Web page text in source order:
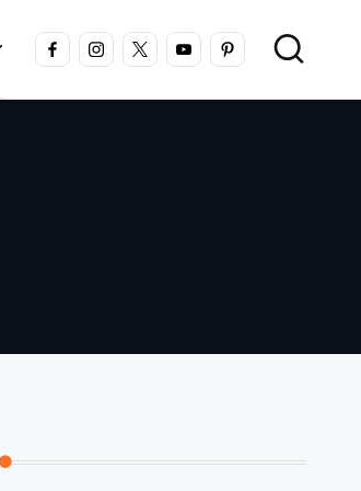
FACEBOOKINSTAGRAM
X YOUTUBEPINTEREST